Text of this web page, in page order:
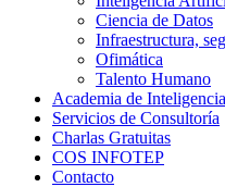
Ciencia de Datos
Infraestructura,
Ofimática
Talento Humano
Academia de
Servicios de Consultoría
Charlas Gratuitas
COS INFOTEP
Contacto